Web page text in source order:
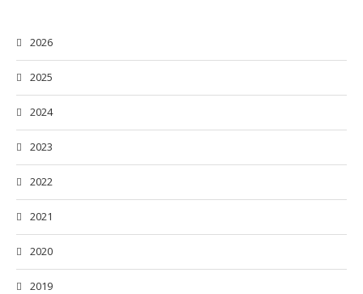
2026
2025
2024
2023
2022
2021
2020
2019